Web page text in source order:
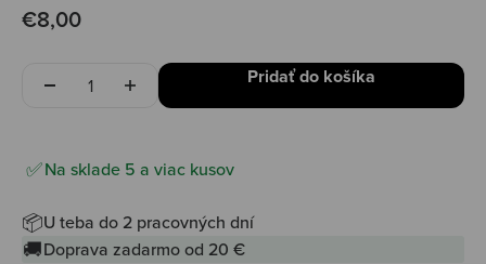
Predajná cena
€8,00
Množstvo Pridať do košíka
Na sklade 5 a viac kusov
📦U teba do 2 pracovných dní
🚚Doprava zadarmo od 20 €